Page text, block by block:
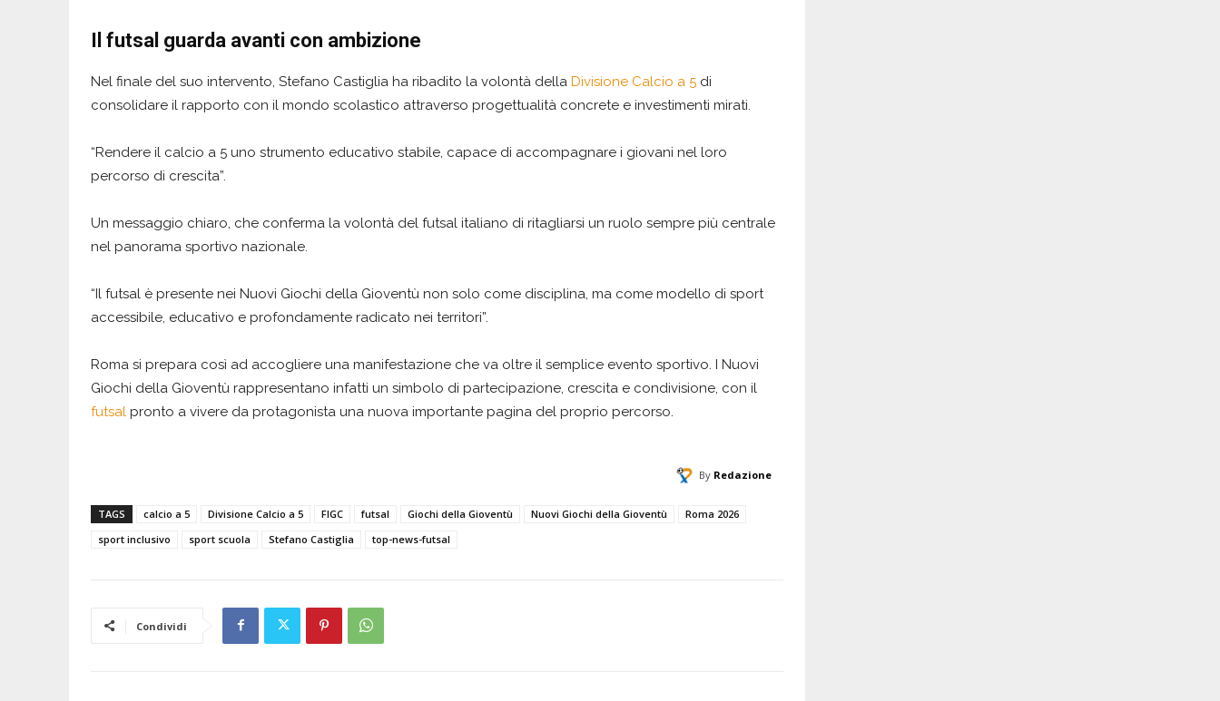
Il futsal guarda avanti con ambizione
Nel finale del suo intervento, Stefano Castiglia ha ribadito la volontà della Divisione Calcio a 5 di
consolidare il rapporto con il mondo scolastico attraverso progettualità concrete e investimenti mirati.
“Rendere il calcio a 5 uno strumento educativo stabile, capace di accompagnare i giovani nel loro
percorso di crescita”.
Un messaggio chiaro, che conferma la volontà del futsal italiano di ritagliarsi un ruolo sempre più centrale
nel panorama sportivo nazionale.
“Il futsal è presente nei Nuovi Giochi della Gioventù non solo come disciplina, ma come modello di sport
accessibile, educativo e profondamente radicato nei territori”.
Roma si prepara così ad accogliere una manifestazione che va oltre il semplice evento sportivo. I Nuovi
Giochi della Gioventù rappresentano infatti un simbolo di partecipazione, crescita e condivisione, con il
futsal pronto a vivere da protagonista una nuova importante pagina del proprio percorso.
By Redazione
TAGS calcio a 5 Divisione Calcio a 5 FIGC futsal Giochi della Gioventù Nuovi Giochi della Gioventù
Roma 2026
sport inclusivo
sport scuola Stefano Castiglia top-news-futsal
Condividi